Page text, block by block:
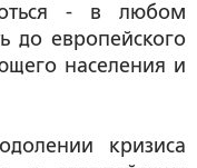
- в любом
до европейского
населения и
кризиса